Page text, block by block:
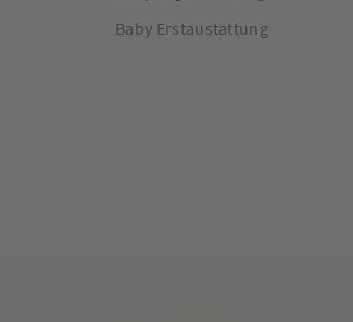
Baby Erstaustattung